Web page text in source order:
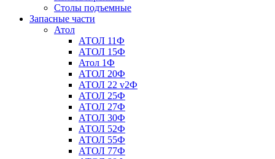
Столы подъемные
Запасные части
Атол
АТОЛ 11Ф
АТОЛ 15Ф
Атол 1Ф
АТОЛ 20Ф
АТОЛ 22 v2Ф
АТОЛ 25Ф
АТОЛ 27Ф
АТОЛ 30Ф
АТОЛ 52Ф
АТОЛ 55Ф
АТОЛ 77Ф